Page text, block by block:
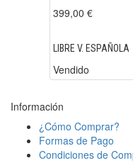
399,00 €
LIBRE V. ESPAÑOLA
Vendido
Información
¿Cómo Comprar?
Formas de Pago
Condiciones de